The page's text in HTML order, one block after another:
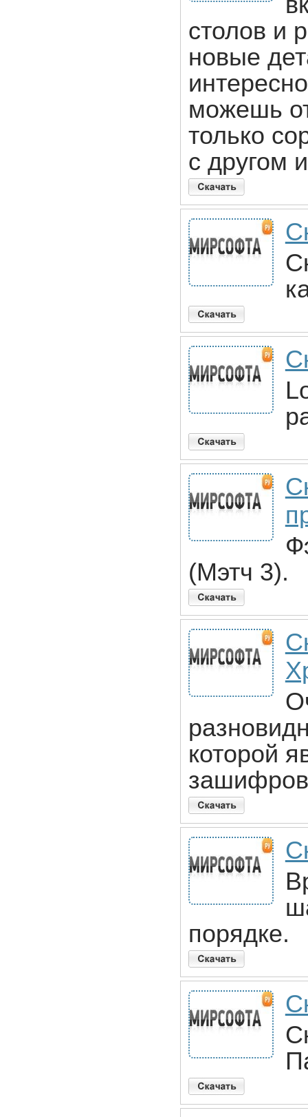
столов и
новые
можешь
только
с другом
(Мэтч 3).
которой
порядке.